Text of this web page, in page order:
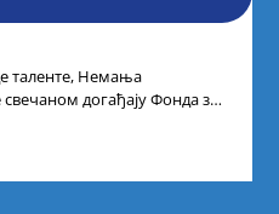
таленте, Немања
догађају Фонда за